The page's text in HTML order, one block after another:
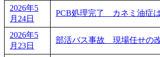
2026年5
月24日
PCB処理完了 カネミ油症
2026年5
月23日
部活バス事故 現場任せの